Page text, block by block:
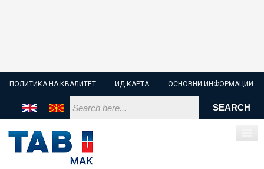
ПОЛИТИКА НА КВАЛИТЕТ ИД КАРТА ОСНОВНИ ИНФОРМАЦИИ